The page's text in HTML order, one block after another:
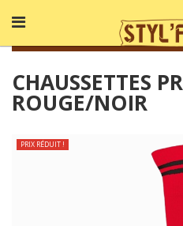
CHAUSSETTES
ROUGE/NOIR
PRIX RÉDUIT !